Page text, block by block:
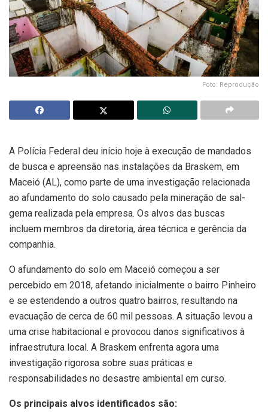
Foto: Reprodução
A Polícia Federal deu início hoje à execução de mandados
de busca e apreensão nas instalações da Braskem, em
Maceió (AL), como parte de uma investigação relacionada
ao afundamento do solo causado pela mineração de sal-
gema realizada pela empresa. Os alvos das buscas
incluem membros da diretoria, área técnica e gerência da
companhia.
O afundamento do solo em Maceió começou a ser
percebido em 2018, afetando inicialmente o bairro Pinheiro
e se estendendo a outros quatro bairros, resultando na
evacuação de cerca de 60 mil pessoas. A situação levou a
uma crise habitacional e provocou danos significativos à
infraestrutura local. A Braskem enfrenta agora uma
investigação rigorosa sobre suas práticas e
responsabilidades no desastre ambiental em curso.
Os principais alvos identificados são: